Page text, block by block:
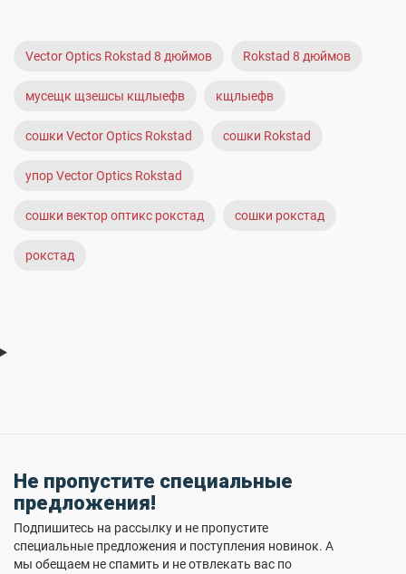
Vector Optics Rokstad 8 дюймов Rokstad 8 дюймов
мусещк щзешсы кщлыефв кщлыефв
сошки Vector Optics Rokstad сошки Rokstad
упор Vector Optics Rokstad
сошки вектор оптикс рокстад сошки рокстад
рокстад
Не пропустите специальные
предложения!
Подпишитесь на рассылку и не пропустите
специальные предложения и поступления новинок. А
мы обещаем не спамить и не отвлекать вас по